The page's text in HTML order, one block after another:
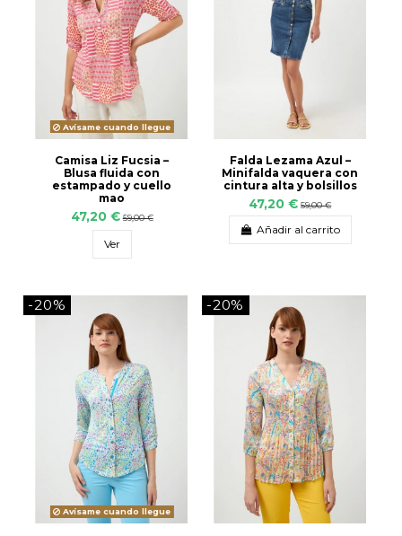
Avísame cuando llegue
Camisa Liz Fucsia –
Blusa fluida con
estampado y cuello
mao
47,20 € 59,00 €
Ver
Falda Lezama Azul –
Minifalda vaquera con
cintura alta y bolsillos
47,20 € 59,00 €
Añadir al carrito
-20%
Avísame cuando llegue
-20%